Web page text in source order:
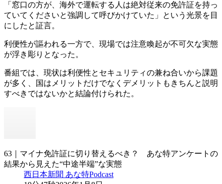
「窓口の方が、海外で運転する人は絶対従来の免許証を持っ
ていてくださいと強調して呼びかけていた」という光景を目
にしたと証言。
利便性が謳われる一方で、現場では注意喚起が不可欠な実態
が浮き彫りとなった。
番組では、現状は利便性とセキュリティの兼ね合いから課題
が多く、国はメリットだけでなくデメリットもきちんと説明
すべきではないかと結論付けられた。
63｜マイナ免許証に切り替えるべき？ あな特アンケートの
結果から見えた“中途半端”な実態
西日本新聞 あな特Podcast